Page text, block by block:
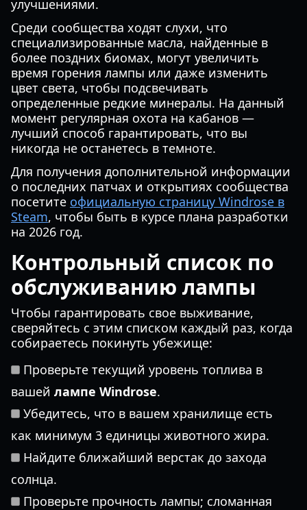
улучшениями.
Среди сообщества ходят слухи, что
специализированные масла, найденные в
более поздних биомах, могут увеличить
время горения лампы или даже изменить
цвет света, чтобы подсвечивать
определенные редкие минералы. На данный
момент регулярная охота на кабанов —
лучший способ гарантировать, что вы
никогда не останетесь в темноте.
Для получения дополнительной информации
о последних патчах и открытиях сообщества
посетите официальную страницу Windrose в
Steam, чтобы быть в курсе плана разработки
на 2026 год.
Контрольный список по
обслуживанию лампы
Чтобы гарантировать свое выживание,
сверяйтесь с этим списком каждый раз, когда
собираетесь покинуть убежище:
Проверьте текущий уровень топлива в
вашей лампе Windrose.
Убедитесь, что в вашем хранилище есть
как минимум 3 единицы животного жира.
Найдите ближайший верстак до захода
солнца.
Проверьте прочность лампы; сломанная